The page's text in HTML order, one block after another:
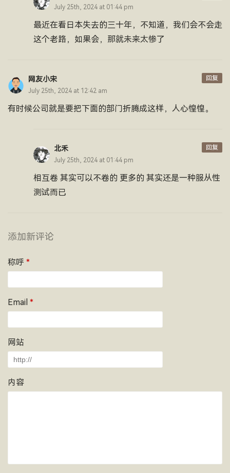
July 25th, 2024 at 01:44 pm
最近在看日本失去的三十年，不知道，我们会不会走
这个老路，如果会，那就未来太惨了
网友小宋
July 25th, 2024 at 12:42 am
有时候公司就是要把下面的部门折腾成这样，人心惶惶。
回复
北禾
July 25th, 2024 at 01:44 pm
相互卷 其实可以不卷的 更多的 其实还是一种服从性
测试而已
回复
添加新评论
称呼 *
Email *
网站
内容